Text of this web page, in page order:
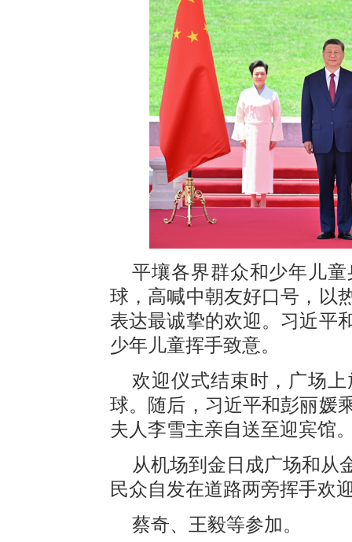
平壤各界群众和少年儿
球，高喊中朝友好口号，以
表达最诚挚的欢迎。习近平
少年儿童挥手致意。
欢迎仪式结束时，广场
球。随后，习近平和彭丽媛
夫人李雪主亲自送至迎宾馆
从机场到金日成广场和从
民众自发在道路两旁挥手欢
蔡奇、王毅等参加。